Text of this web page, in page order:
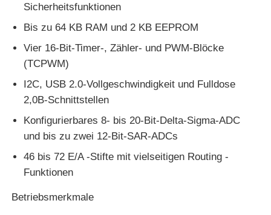
MPU-IC
CPLD PLD
Infrarot-Wärmedetektor
Chip DSP IC
D-RAM Speicherchip
eeprom Chip
Sicherheitsfunktionen
Bis zu 64 KB RAM und 2 KB EEPROM
Vier 16-Bit-Timer-, Zähler- und PWM-Blöcke
(TCPWM)
I2C, USB 2.0-Vollgeschwindigkeit und Fulldose
2,0B-Schnittstellen
Konfigurierbares 8- bis 20-Bit-Delta-Sigma-ADC
und bis zu zwei 12-Bit-SAR-ADCs
46 bis 72 E/A -Stifte mit vielseitigen Routing -
Funktionen
Betriebsmerkmale